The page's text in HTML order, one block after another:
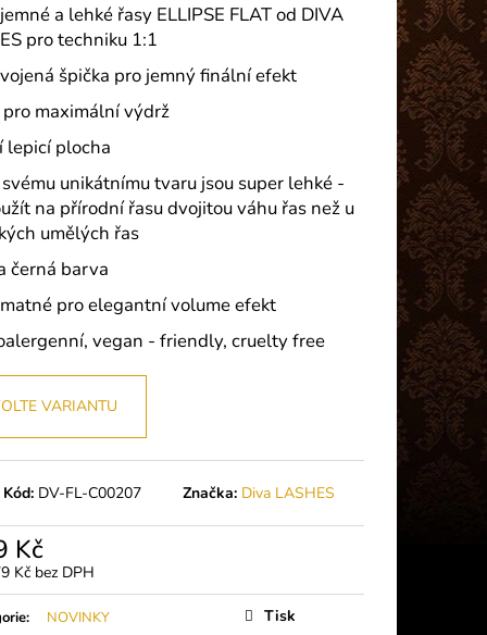
a lehké řasy ELLIPSE FLAT od DIVA
pro techniku 1:1
špička pro jemný finální efekt
maximální výdrž
lepicí plocha
unikátnímu tvaru jsou super lehké -
na přírodní řasu dvojitou váhu řas než u
umělých řas
černá barva
pro elegantní volume efekt
vegan - friendly, cruelty free
VARIANTU
Kód: DV-FL-C00207 Značka: Diva LASHES
Kč
Kč bez DPH
: NOVINKY
Tisk
Následující
PLUS (5G)